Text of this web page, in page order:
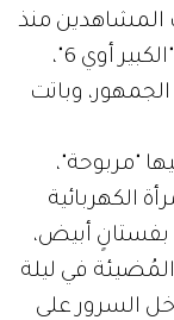
منذ
اللحظة الأولى لظهورها في مسلسل "الكبير أوي 6"،
وباتت
"مربوحة"،
الكهربائية
أبيض،
في ليلة
السرور على